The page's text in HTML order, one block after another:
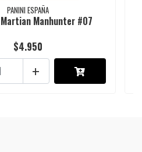
PANINI ESPAÑA
Manhunter #07
$4.950
+